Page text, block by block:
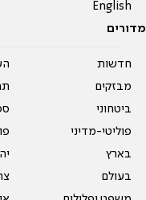
English
מדורים
חדשות
מבזקים
ביטחוני
פוליטי-מדיני
בארץ
בעולם